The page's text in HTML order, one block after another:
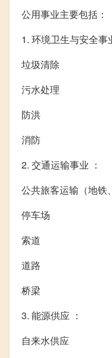
公用事业主要包括：
1. 环境卫生与安全事
垃圾清除
污水处理
防洪
消防
2. 交通运输事业 ：
公共旅客运输（地铁
停车场
索道
道路
桥梁
3. 能源供应 ：
自来水供应